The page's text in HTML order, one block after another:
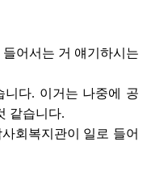
어서는 거 얘기하시는
니다. 이거는 나중에 공
같습니다.
회복지관이 일로 들어